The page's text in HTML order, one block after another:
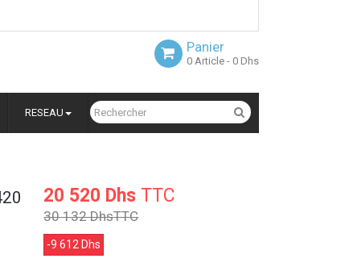
Panier
0 Article - 0 Dhs
RESEAU
20 520 Dhs TTC
30 132 DhsTTC
-9 612 Dhs